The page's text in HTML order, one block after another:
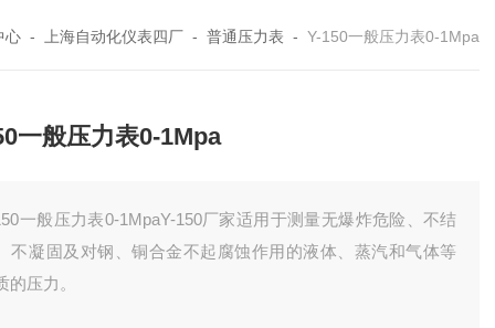
心 - 上海自动化仪表四厂 - 普通压力表 - Y-150一般压力表0-1Mpa
一般压力表0-1Mpa
一般压力表0-1MpaY-150厂家适用于测量无爆炸危险、不结
不凝固及对钢、铜合金不起腐蚀作用的液体、蒸汽和气体等
的压力。